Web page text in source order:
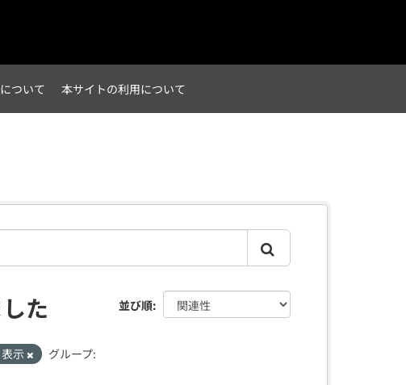
ついて 本サイトの利用について
並び順
た
示
グループ: